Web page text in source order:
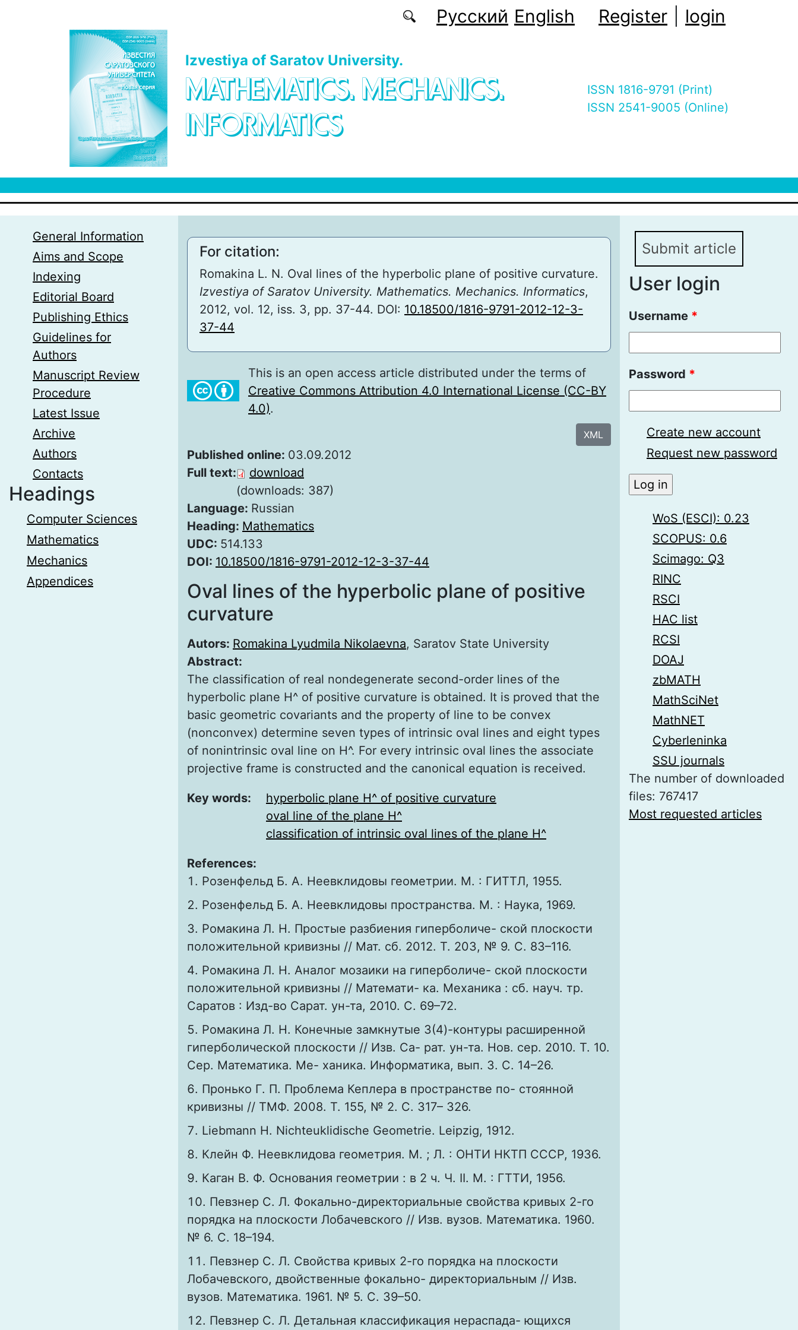
Русский English Register login
Izvestiya of Saratov University.
MATHEMATICS. MECHANICS.
INFORMATICS
ISSN 1816-9791 (Print)
ISSN 2541-9005 (Online)
General Information
Aims and Scope
Indexing
Editorial Board
Publishing Ethics
Guidelines for
Authors
Manuscript Review
Procedure
Latest Issue
Archive
Authors
Contacts
Headings
Computer Sciences
Mathematics
Mechanics
Appendices
For citation:
Romakina L. N. Oval lines of the hyperbolic plane of positive curvature.
Izvestiya of Saratov University. Mathematics. Mechanics. Informatics,
2012, vol. 12, iss. 3, pp. 37-44. DOI: 10.18500/1816-9791-2012-12-3-
37-44
This is an open access article distributed under the terms of
Creative Commons Attribution 4.0 International License (CC-BY
4.0).
XML
Published online: 03.09.2012
Full text:
download
(downloads: 387)
Language: Russian
Heading: Mathematics
UDC: 514.133
DOI: 10.18500/1816-9791-2012-12-3-37-44
Oval lines of the hyperbolic plane of positive
curvature
Autors: Romakina Lyudmila Nikolaevna, Saratov State University
Abstract:
The classification of real nondegenerate second-order lines of the
hyperbolic plane H^ of positive curvature is obtained. It is proved that the
basic geometric covariants and the property of line to be convex
(nonconvex) determine seven types of intrinsic oval lines and eight types
of nonintrinsic oval line on H^. For every intrinsic oval lines the associate
projective frame is constructed and the canonical equation is received.
Key words:
hyperbolic plane H^ of positive curvature
oval line of the plane H^
classification of intrinsic oval lines of the plane H^
References:
Розенфельд Б. А. Неевклидовы геометрии. М. : ГИТТЛ, 1955.
Розенфельд Б. А. Неевклидовы пространства. М. : Наука, 1969.
Ромакина Л. Н. Простые разбиения гиперболиче- ской плоскости
положительной кривизны // Мат. сб. 2012. Т. 203, № 9. С. 83–116.
Ромакина Л. Н. Аналог мозаики на гиперболиче- ской плоскости
положительной кривизны // Математи- ка. Механика : сб. науч. тр.
Саратов : Изд-во Сарат. ун-та, 2010. С. 69–72.
Ромакина Л. Н. Конечные замкнутые 3(4)-контуры расширенной
гиперболической плоскости // Изв. Са- рат. ун-та. Нов. сер. 2010. Т. 10.
Сер. Математика. Ме- ханика. Информатика, вып. 3. С. 14–26.
Пронько Г. П. Проблема Кеплера в пространстве по- стоянной
кривизны // ТМФ. 2008. Т. 155, № 2. С. 317– 326.
Liebmann H. Nichteuklidische Geometrie. Leipzig, 1912.
Клейн Ф. Неевклидова геометрия. М. ; Л. : ОНТИ НКТП СССР, 1936.
Каган В. Ф. Основания геометрии : в 2 ч. Ч. II. М. : ГТТИ, 1956.
Певзнер С. Л. Фокально-директориальные свойства кривых 2-го
порядка на плоскости Лобачевского // Изв. вузов. Математика. 1960.
№ 6. С. 18–194.
Певзнер С. Л. Свойства кривых 2-го порядка на плоскости
Лобачевского, двойственные фокально- директориальным // Изв.
вузов. Математика. 1961. № 5. С. 39–50.
Певзнер С. Л. Детальная классификация нераспада- ющихся
Submit article
User login
Username *
Password *
Create new account
Request new password
WoS (ESCI): 0.23
SCOPUS: 0.6
Scimago: Q3
RINC
RSCI
HAC list
RCSI
DOAJ
zbMATH
MathSciNet
MathNET
Cyberleninka
SSU journals
The number of downloaded
files: 767417
Most requested articles